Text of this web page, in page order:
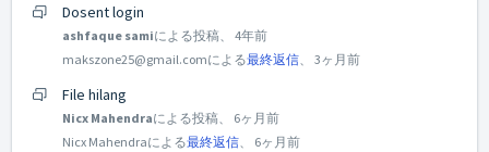
Dosent login
ashfaque samiによる投稿、 4年前
makszone25@gmail.comによる最終返信 3ヶ月前
File hilang
Nicx Mahendraによる投稿、 6ヶ月前
Nicx Mahendraによる最終返信 6ヶ月前